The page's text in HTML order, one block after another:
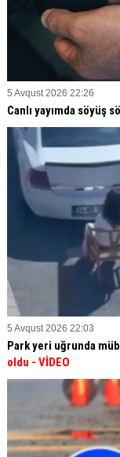
5 Avqust 2026 22:26
Canlı yayımda söyüş
5 Avqust 2026 22:03
Park yeri uğrunda
oldu - VİDEO